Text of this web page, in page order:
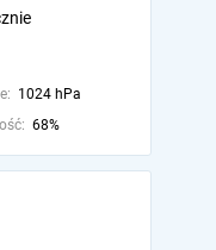
1024 hPa
68%